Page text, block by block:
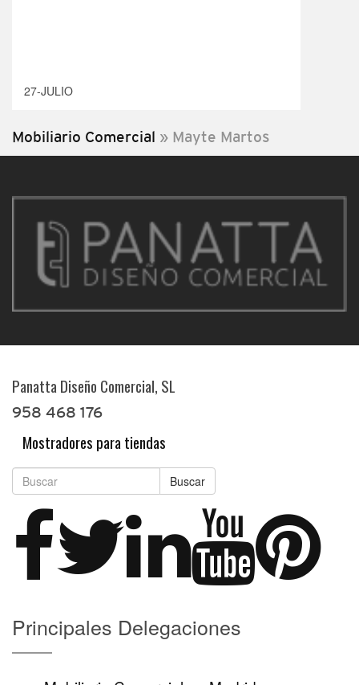
27-JULIO
Mobiliario Comercial » Mayte Martos
Panatta Diseño Comercial, SL
958 468 176
Mostradores para tiendas
Buscar
Principales Delegaciones